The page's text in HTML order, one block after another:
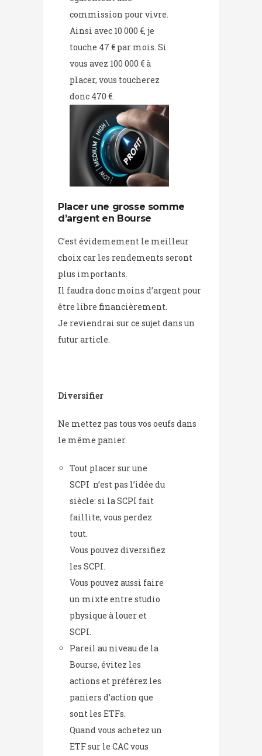
commission pour vivre.
Ainsi avec 10 000 €, je
touche 47 € par mois. Si
vous avez 100 000 € à
placer, vous toucherez
donc 470 €.
Placer une grosse somme
d’argent en Bourse
C’est évidemement le meilleur
choix car les rendements seront
plus importants.
Il faudra donc moins d’argent pour
être libre financièrement.
Je reviendrai sur ce sujet dans un
futur article.
Diversifier
Ne mettez pas tous vos oeufs dans
le même panier.
Tout placer sur une
SCPI n’est pas l’idée du
siècle: si la SCPI fait
faillite, vous perdez
tout.
Vous pouvez diversifiez
les SCPI.
Vous pouvez aussi faire
un mixte entre studio
physique à louer et
SCPI.
Pareil au niveau de la
Bourse, évitez les
actions et préférez les
paniers d’action que
sont les ETFs.
Quand vous achetez un
ETF sur le CAC vous